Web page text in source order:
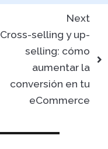
Next
Cross-selling y up-
selling: cómo
aumentar la
conversión en tu
eCommerce